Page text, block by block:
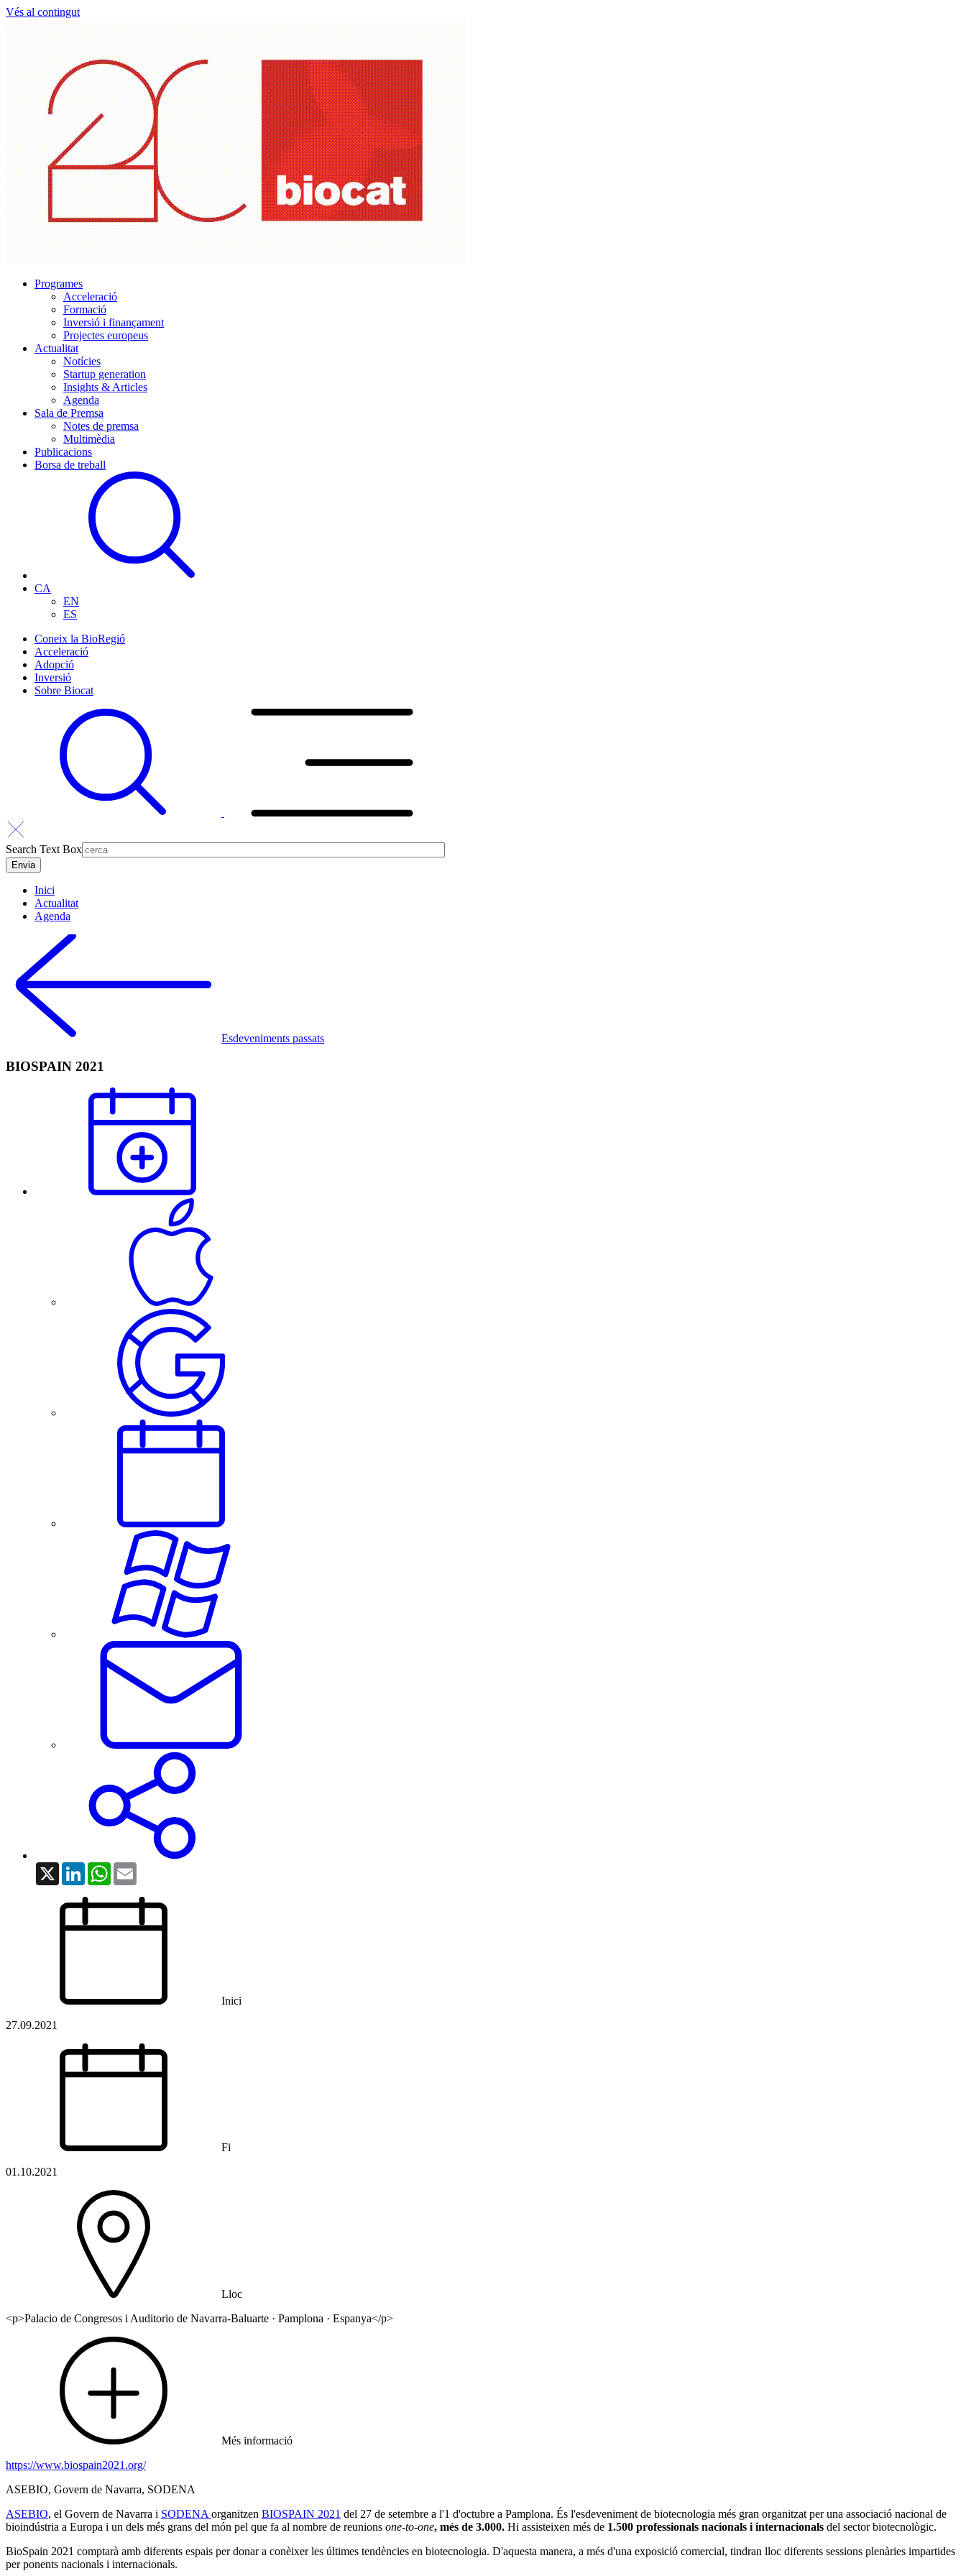
Vés al contingut
Programes
Acceleració
Formació
Inversió i finançament
Projectes europeus
Actualitat
Notícies
Startup generation
Insights & Articles
Agenda
Sala de Premsa
Notes de premsa
Multimèdia
Publicacions
Borsa de treball
CA
EN
ES
Coneix la BioRegió
Acceleració
Adopció
Inversió
Sobre Biocat
Search Text Box
Inici
Actualitat
Agenda
Esdeveniments passats
BIOSPAIN 2021
X LinkedInWhatsApp
Inici
27.09.2021
Fi
01.10.2021
Lloc
<p>Palacio de Congresos i Auditorio de Navarra-Baluarte · Pamplona · Espanya</p>
Més informació
https://www.biospain2021.org/
ASEBIO, Govern de Navarra, SODENA
ASEBIO, el Govern de Navarra i SODENAorganitzen BIOSPAIN 2021 del 27 de setembre a l'1 d'octubre a Pamplona. És l'esdeveniment de biotecnologia més gran organitzat per una associació nacional de
bioindústria a Europa i un dels més grans del món pel que fa al nombre de reunions one-to-one, més de 3.000. Hi assisteixen més de 1.500 professionals nacionals i internacionals del sector biotecnològic.
BioSpain 2021 comptarà amb diferents espais per donar a conèixer les últimes tendències en biotecnologia. D'aquesta manera, a més d'una exposició comercial, tindran lloc diferents sessions plenàries impartides
per ponents nacionals i internacionals.